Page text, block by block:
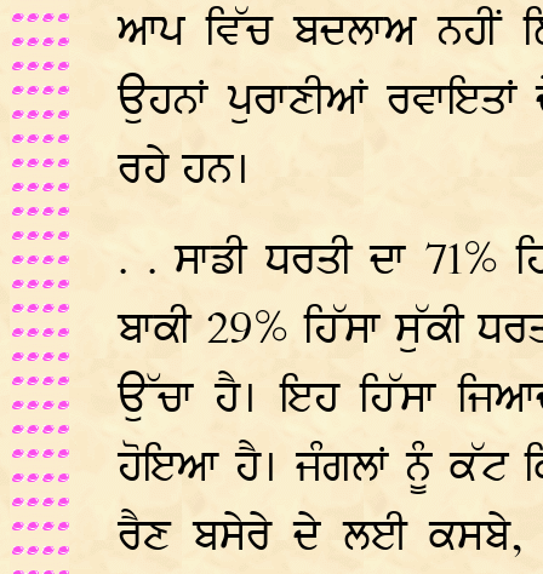
ਆਪ ਵਿੱਚ ਬਦਲਾਅ ਨਹੀਂ
ਉਹਨਾਂ ਪੁਰਾਣੀਆਂ
ਰਹੇ ਹਨ।
. . ਸਾਡੀ ਧਰਤੀ ਦਾ
ਬਾਕੀ 29% ਹਿੱਸਾ ਸੁੱਕੀ
ਉੱਚਾ ਹੈ। ਇਹ ਹਿੱਸਾ
ਹੋਇਆ ਹੈ। ਜੰਗਲਾਂ ਨੂੰ ਕੱਟ
ਰੈਣ ਬਸੇਰੇ ਦੇ ਲਈ ਕਸਬੇ,